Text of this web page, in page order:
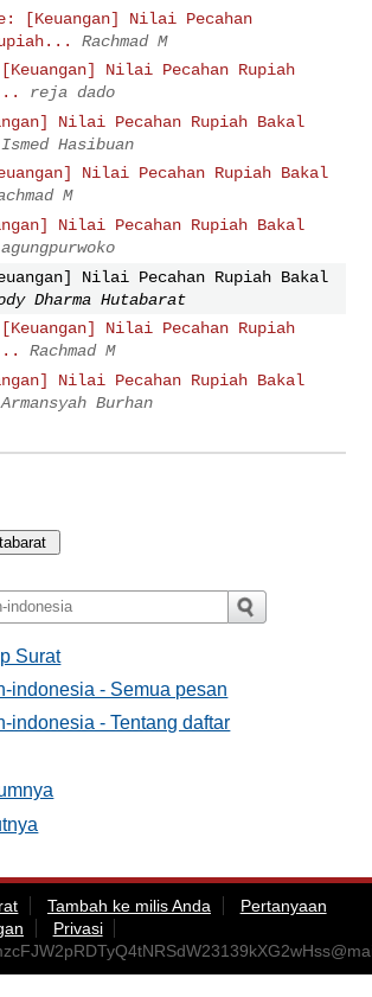
[Keuangan] Nilai Pecahan
Rachmad M
Nilai Pecahan Rupiah
reja dado
Nilai Pecahan Rupiah Bakal
Ismed Hasibuan
Nilai Pecahan Rupiah Bakal
M
Nilai Pecahan Rupiah Bakal
agungpurwoko
Nilai Pecahan Rupiah Bakal
Dharma Hutabarat
Nilai Pecahan Rupiah
Rachmad M
Nilai Pecahan Rupiah Bakal
Armansyah Burhan
Surat
indonesia - Semua pesan
indonesia - Tentang daftar
Tambah ke milis Anda
Pertanyaan
Privasi